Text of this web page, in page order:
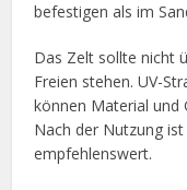
befestigen als im
Das Zelt sollte nicht
Freien stehen. UV-
können Material und
Nach der Nutzung
empfehlenswert.